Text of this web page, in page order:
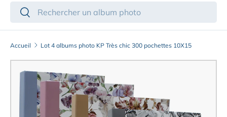
Recherche
Rechercher
Accueil Lot 4 albums photo KP Très chic 300 pochettes 10X15
Passer aux informations produits